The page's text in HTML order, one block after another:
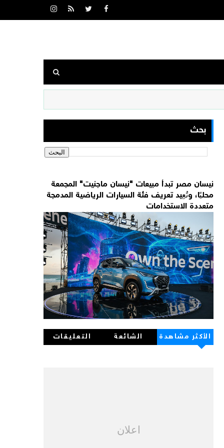
بحث
نيسان مصر تبدأ مبيعات "نيسان ماجنيت" المجمعة
محليًا، وتُعِيد تعريف فئة السيارات الرياضية المدمجة
متعددة الاستخدامات
الأكثر مشاهدة الشائعة التعليقات
اعلان